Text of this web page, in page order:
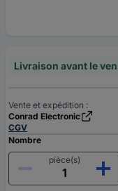
Livraison avant le
Vente et expédition :
Conrad Electronic
CGV
Nombre
pièce(s)